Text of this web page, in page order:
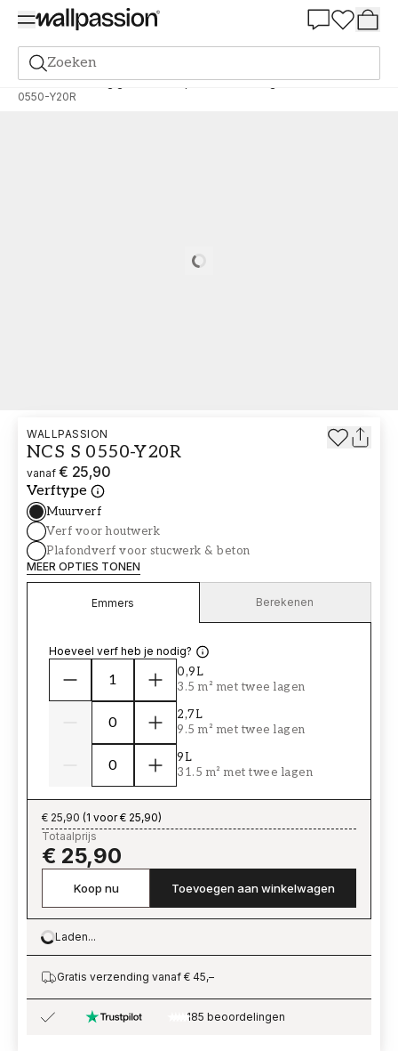
Zoeken
Verf Bestelling gebaseerd op NCS Bestelling door NCS
0550-Y20R
Loading…
WALLPASSION
NCS S 0550-Y20R
vanaf € 25,90
Verftype
Muurverf
Verf voor houtwerk
Plafondverf voor stucwerk & beton
MEER OPTIES TONEN
Emmers Berekenen
Hoeveel verf heb je nodig?
0,9L
3.5 m² met twee lagen
2,7L
9.5 m² met twee lagen
9L
31.5 m² met twee lagen
€ 25,90 (1 voor € 25,90)
Totaalprijs
€ 25,90
Koop nu Toevoegen aan winkelwagen
Loading…
Laden...
Gratis verzending vanaf € 45,–
185 beoordelingen